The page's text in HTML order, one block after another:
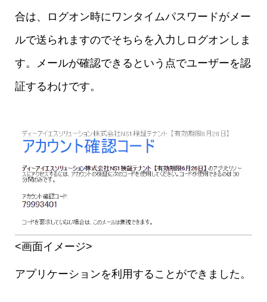
合は、ログオン時にワンタイムパスワードがメー
ルで送られますのでそちらを入力しログオンしま
す。メールが確認できるという点でユーザーを認
証するわけです。
<画面イメージ>
アプリケーションを利用することができました。